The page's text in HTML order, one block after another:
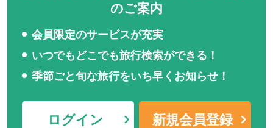
のご案内
会員限定のサービスが充実
いつでもどこでも旅行検索ができる！
季節ごと旬な旅行をいち早くお知らせ！
ログイン 新規会員登録